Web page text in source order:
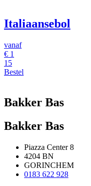
Italiaansebol
vanaf
€ 1
15
Bestel
Bakker Bas
Bakker Bas
Piazza Center 8
4204 BN
GORINCHEM
0183 622 928